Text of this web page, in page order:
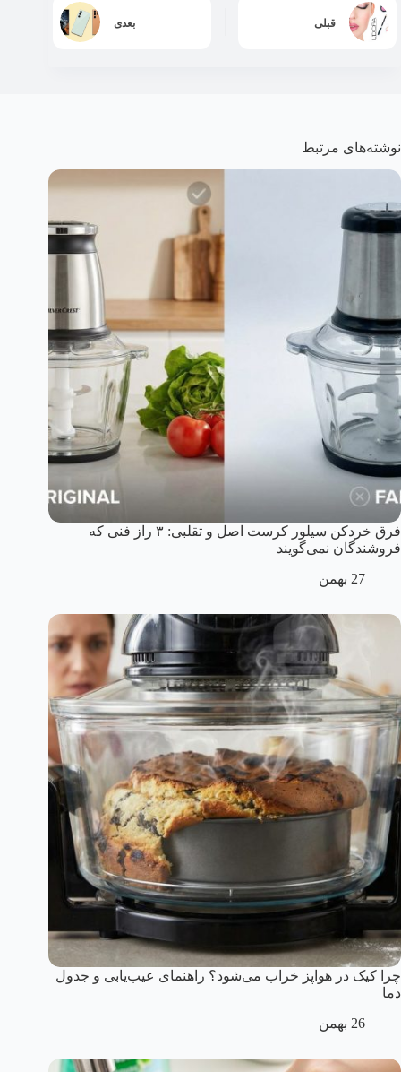
قبلی بعدی
نوشته‌های مرتبط
فرق خردکن سیلور کرست اصل و تقلبی: ۳ راز فنی که
فروشندگان نمی‌گویند
27 بهمن
چرا کیک در هواپز خراب می‌شود؟ راهنمای عیب‌یابی و جدول
دما
26 بهمن